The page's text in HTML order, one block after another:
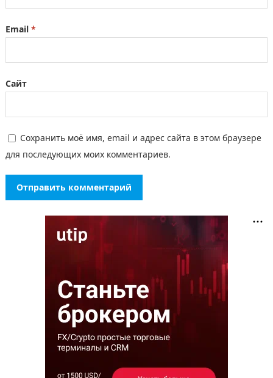
Email *
Сайт
Сохранить моё имя, email и адрес сайта в этом браузере
для последующих моих комментариев.